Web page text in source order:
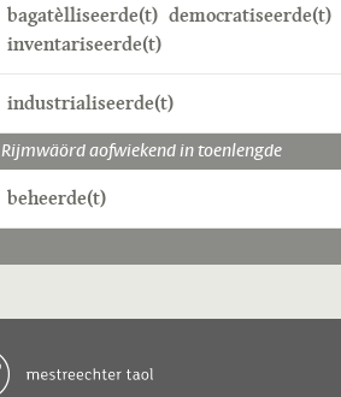
bagatèlliseerde(t) democratiseerde(t)
inventariseerde(t)
industrialiseerde(t)
Rijmwäörd aofwiekend in toenlengde
beheerde(t)